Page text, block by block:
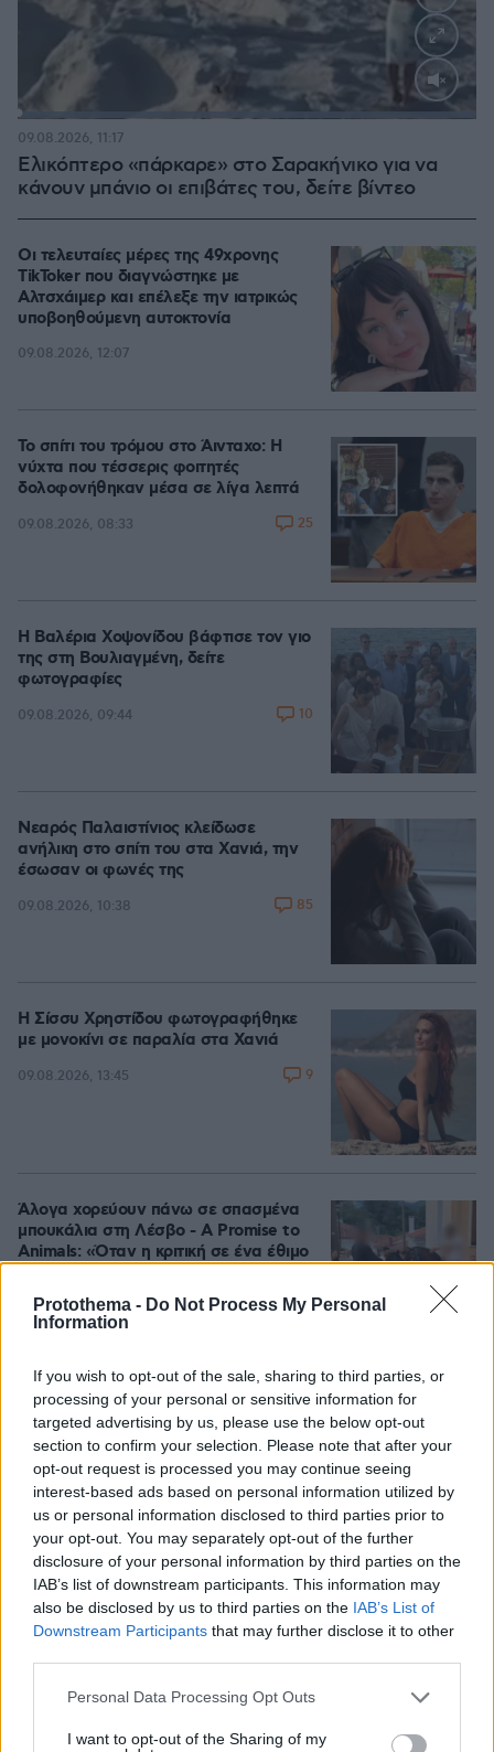
Protothema - Do Not Process My Personal
Information
If you wish to opt-out of the sale, sharing to third parties, or
processing of your personal or sensitive information for
targeted advertising by us, please use the below opt-out
section to confirm your selection. Please note that after your
opt-out request is processed you may continue seeing
interest-based ads based on personal information utilized by
us or personal information disclosed to third parties prior to
your opt-out. You may separately opt-out of the further
disclosure of your personal information by third parties on the
IAB’s list of downstream participants. This information may
also be disclosed by us to third parties on the IAB’s List of
Downstream Participants that may further disclose it to other
Please note that this website/app uses one or more Google
not limited to your visit or usage behaviour. You may click to
Personal Data Processing Opt Outs
I want to opt-out of the Sharing of my
Loaded
Ελικόπτερο «πάρκαρε» στο Σαρακήνικο για να
κάνουν μπάνιο οι επιβάτες του, δείτε βίντεο
09.08.2026, 11:17
Οι τελευταίες μέρες της 49χρονης
TikToker που διαγνώστηκε με
Αλτσχάιμερ και επέλεξε την ιατρικώς
υποβοηθούμενη αυτοκτονία
09.08.2026, 12:07
Το σπίτι του τρόμου στο Άινταχο: Η
νύχτα που τέσσερις φοιτητές
δολοφονήθηκαν μέσα σε λίγα λεπτά
09.08.2026, 08:33 25
Η Βαλέρια Χοψονίδου βάφτισε τον γιο
της στη Βουλιαγμένη, δείτε
φωτογραφίες
09.08.2026, 09:44 10
Νεαρός Παλαιστίνιος κλείδωσε
ανήλικη στο σπίτι του στα Χανιά, την
έσωσαν οι φωνές της
09.08.2026, 10:38 85
Η Σίσσυ Χρηστίδου φωτογραφήθηκε
με μονοκίνι σε παραλία στα Χανιά
09.08.2026, 13:45 9
Άλογα χορεύουν πάνω σε σπασμένα
μπουκάλια στη Λέσβο - A Promise to
Animals: «Όταν η κριτική σε ένα έθιμο
09.08.2026, 11:37 65
Games
Cut The Rope Northern Heights Candy
ΔΕΙΤΕ ΟΛΑ ΤΑ GAMES
Best of Network